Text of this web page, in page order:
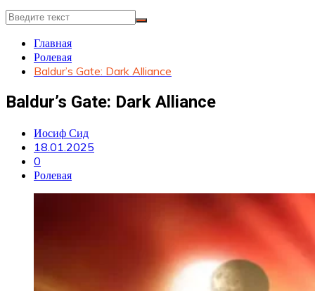
Главная
Ролевая
Baldur’s Gate: Dark Alliance
Baldur’s Gate: Dark Alliance
Иосиф Сид
18.01.2025
0
Ролевая